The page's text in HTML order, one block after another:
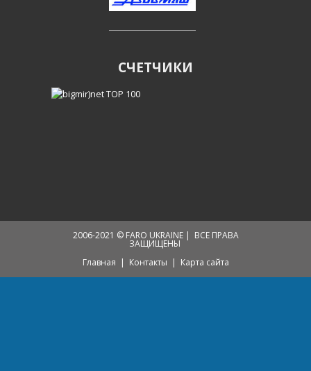
СЧЕТЧИКИ
2006-2021 © FARO UKRAINE | ВСЕ ПРАВА
ЗАЩИЩЕНЫ
Главная | Контакты | Карта сайта